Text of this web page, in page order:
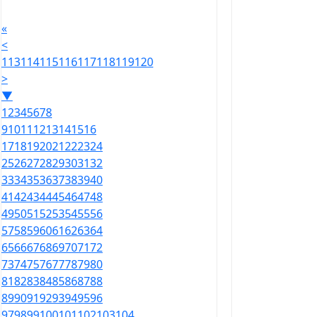
«
<
113114115116117118119120
>
▼
12345678
910111213141516
1718192021222324
2526272829303132
3334353637383940
4142434445464748
4950515253545556
5758596061626364
6566676869707172
7374757677787980
8182838485868788
8990919293949596